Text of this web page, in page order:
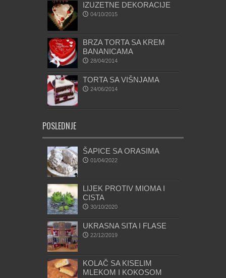
IZUZETNE DEKORACIJE
04/10/2015
BRZA TORTA SA KREM
BANANICAMA
28/04/2014
TORTA SA VIŠNJAMA
24/06/2014
POSLEDNJE
ŠAPICE SA ORASIMA
01/04/2022
LIJEK PROTIV MIOMA I
CISTA
30/10/2020
UKRASNA SITA I FLASE
22/12/2019
KOLAČ SA KISELIM
MLEKOM I KOKOSOM